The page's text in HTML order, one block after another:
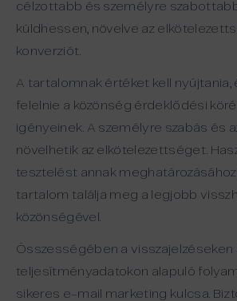
célzottabb és személyre
küldhessen, növelve az
konverziót.
A tartalomnak értéket kell nyújtania,
felelnie a közönség érdeklődési
igényeinek. A személyre szabás és
növelhetik az elkötelezettséget.
tesztelést annak
tartalom találja meg a legjobb
közönségével.
Összességében a visszajelzéseken
teljesítményadatokon alapuló
sikeres e-mail marketing kulcsa.